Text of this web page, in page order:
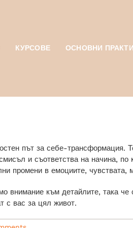
КУРСОВЕ ОСНОВНИ
път за себе-трансформация.
и съответства на начина,
промени в емоциите,
внимание към детайлите, така
с вас за цял живот.